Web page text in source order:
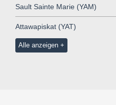
Sault Sainte Marie (YAM)
Attawapiskat (YAT)
Alle anzeigen